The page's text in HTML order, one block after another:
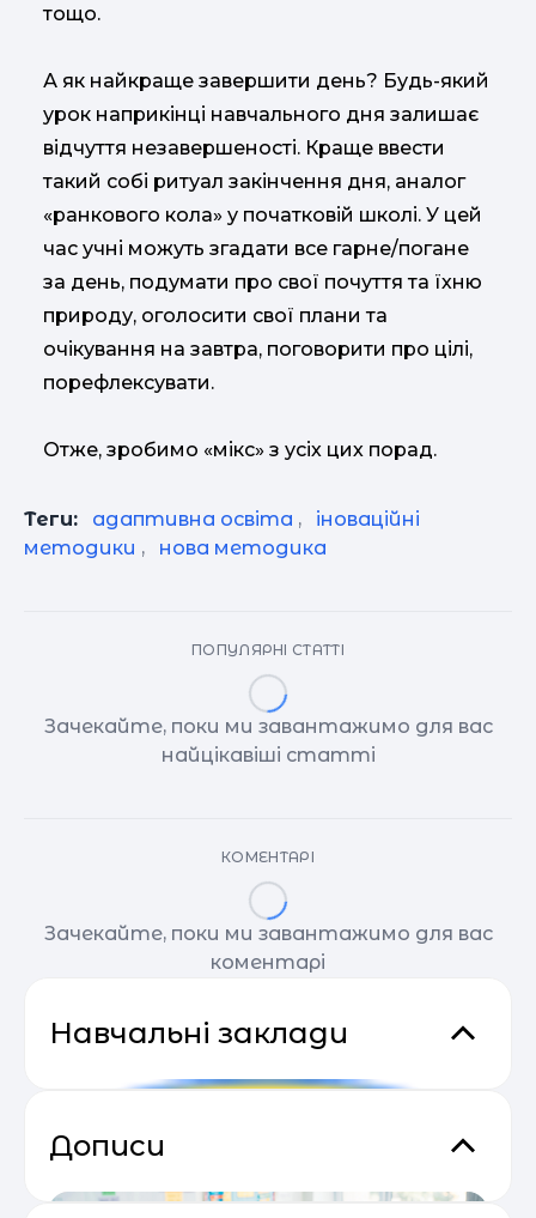
тощо.
А як найкраще завершити день? Будь-який
урок наприкінці навчального дня залишає
відчуття незавершеності. Краще ввести
такий собі ритуал закінчення дня, аналог
«ранкового кола» у початковій школі. У цей
час учні можуть згадати все гарне/погане
за день, подумати про свої почуття та їхню
природу, оголосити свої плани та
очікування на завтра, поговорити про цілі,
порефлексувати.
Отже, зробимо «мікс» з усіх цих порад.
Теги: адаптивна освіта ,
іноваційні
методики , нова методика
ПОПУЛЯРНІ СТАТТІ
Зачекайте, поки ми завантажимо для вас
найцікавіші статті
КОМЕНТАРІ
Зачекайте, поки ми завантажимо для вас
коментарі
Навчальні заклади
Дописи